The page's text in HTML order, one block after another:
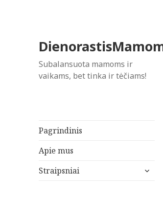
Subalansuota mamoms ir
vaikams, bet tinka ir tėčiams!
Pagrindinis
Apie mus
Straipsniai